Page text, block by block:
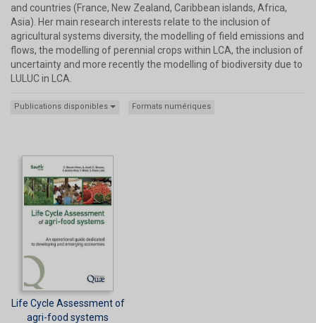
and countries (France, New Zealand, Caribbean islands, Africa,
Asia). Her main research interests relate to the inclusion of
agricultural systems diversity, the modelling of field emissions and
flows, the modelling of perennial crops within LCA, the inclusion of
uncertainty and more recently the modelling of biodiversity due to
LULUC in LCA.
Publications disponibles Formats numériques
Life Cycle Assessment of
agri-food systems